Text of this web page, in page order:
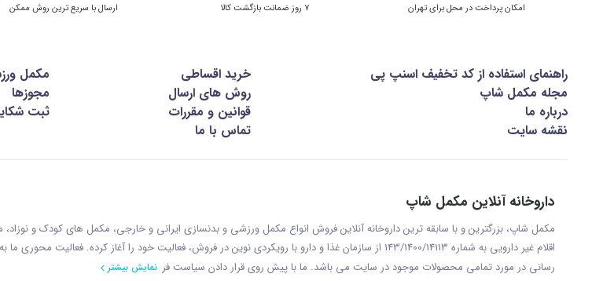
امکان پرداخت در محل برای تهران 7 روز ضمانت بازگشت کالا ارسال با سریع ترین روش ممکن
راهنمای استفاده از کد تخفیف اسنپ پی خرید اقساطی
مکمل
مجله مکمل شاپ
روش های ارسال
مجوزها
درباره ما
قوانین و مقررات
ثبت
نقشه سایت
تماس با ما
داروخانه آنلاین مکمل شاپ
مکمل شاپ، بزرگترین و با سابقه ترین داروخانه آنلاین فروش انواع مکمل ورزشی و بدنسازی ایرانی و خارجی، مکمل های کودک و
اقلام غیر دارویی به شماره 143/1400/14113 از سازمان غذا و دارو با رويکردی نوين در فروش، فعاليت خود را آغاز کرده.
رسانی در مورد تمامی محصولات موجود در سایت می باشد. ما با پيش روی قرار دادن سياست فر نمایش بیشتر